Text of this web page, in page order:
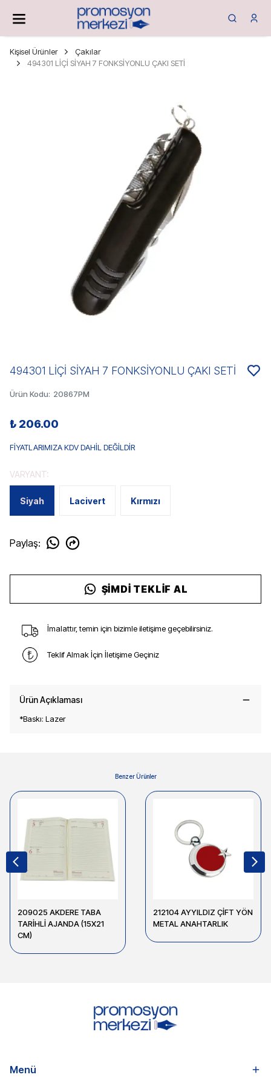
Kişisel Ürünler
Çakılar
494301 LİÇİ SİYAH 7 FONKSİYONLU ÇAKI SETİ
494301 LİÇİ SİYAH 7 FONKSİYONLU ÇAKI SETİ
Ürün Kodu: 20867PM
₺ 206.00
FİYATLARIMIZA KDV DAHİL DEĞİLDİR
VARYANT:
Siyah Lacivert Kırmızı
Paylaş:
ŞIMDI TEKLIF AL
İmalattır, temin için bizimle iletişime geçebilirsiniz.
Teklif Almak İçin İletişime Geçiniz
Ürün Açıklaması
*Baskı: Lazer
Benzer Ürünler
209025 AKDERE TABA
TARİHLİ AJANDA (15X21
CM)
212104 AYYILDIZ ÇİFT YÖN
METAL ANAHTARLIK
Menü